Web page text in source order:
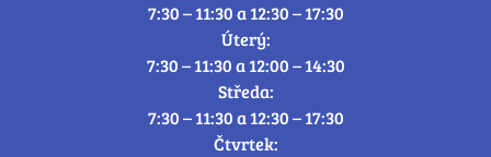
7:30 – 11:30 a 12:30 – 17:30
Úterý:
7:30 – 11:30 a 12:00 – 14:30
Středa:
7:30 – 11:30 a 12:30 – 17:30
Čtvrtek: